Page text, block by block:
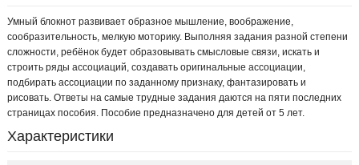
Умный блокнот развивает образное мышление, воображение,
сообразительность, мелкую моторику. Выполняя задания разной степени
сложности, ребёнок будет образовывать смысловые связи, искать и
строить ряды ассоциаций, создавать оригинальные ассоциации,
подбирать ассоциации по заданному признаку, фантазировать и
рисовать. Ответы на самые трудные задания даются на пяти последних
страницах пособия. Пособие предназначено для детей от 5 лет.
Характеристики